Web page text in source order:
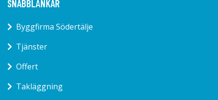
SNABBLÄNKAR
Byggfirma Södertälje
Tjänster
Offert
Takläggning